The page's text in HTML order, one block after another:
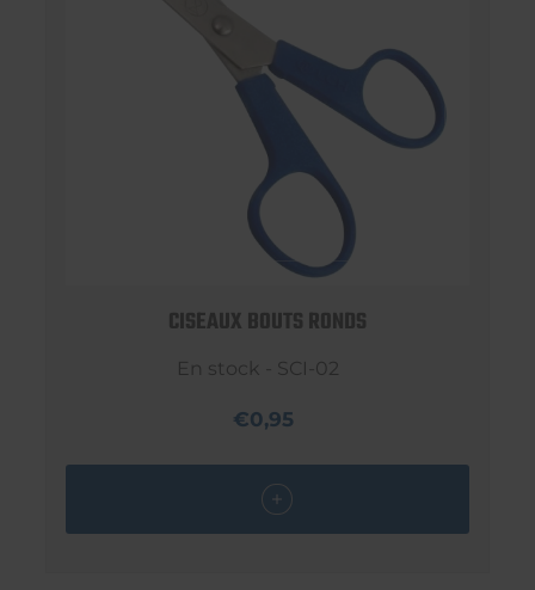
CISEAUX BOUTS RONDS
En stock - SCI-02
€0,95